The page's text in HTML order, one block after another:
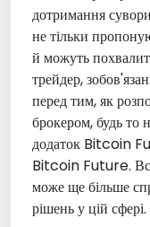
дотримання
не тільки
й можуть
трейдер,
перед тим, як
брокером, будь
додаток Bitcoin
Bitcoin Future.
може ще більше
рішень у цій сфері.